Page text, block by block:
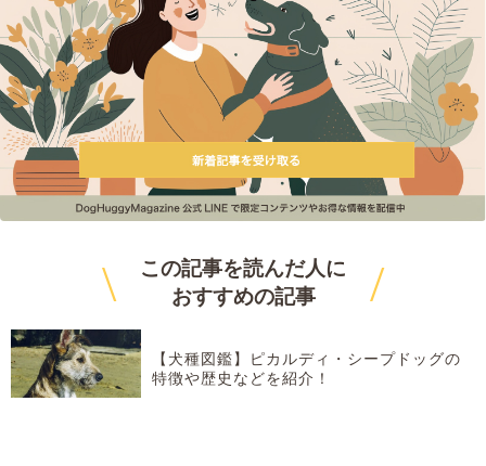
\
この記事を読んだ人に
おすすめの記事 /
【犬種図鑑】ピカルディ・シープドッグの
特徴や歴史などを紹介！